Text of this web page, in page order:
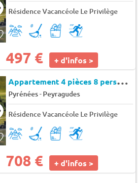
Résidence Vacancéole Le Privilège
497 € + d'infos >
A
ppartement 4 pièces 8 personnes
Pyrénées- Peyragudes
Résidence Vacancéole Le Privilège
708 € + d'infos >